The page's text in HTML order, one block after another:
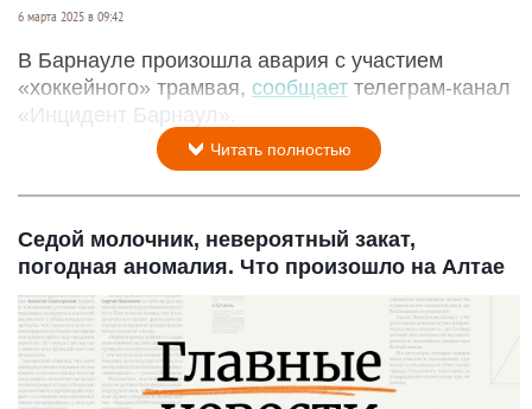
6 марта 2025 в 09:42
В Барнауле произошла авария с участием
«хоккейного» трамвая, сообщает телеграм-канал
«Инцидент Барнаул».
Читать полностью
Седой молочник, невероятный закат,
погодная аномалия. Что произошло на Алтае